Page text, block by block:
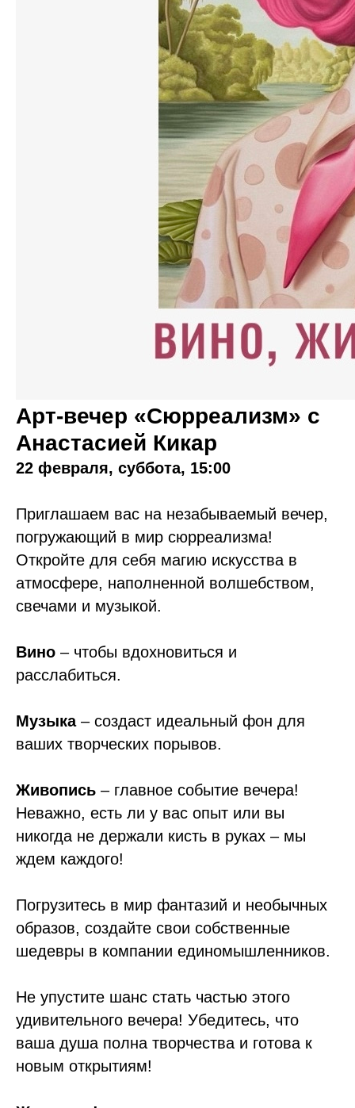
Арт-вечер «Сюрреализм» с
Анастасией Кикар
22 февраля, суббота, 15:00
Приглашаем вас на незабываемый вечер,
погружающий в мир сюрреализма!
Откройте для себя магию искусства в
атмосфере, наполненной волшебством,
свечами и музыкой.
Вино – чтобы вдохновиться и
расслабиться.
Музыка– создаст идеальный фон для
ваших творческих порывов.
Живопись – главное событие вечера!
Неважно, есть ли у вас опыт или вы
никогда не держали кисть в руках – мы
ждем каждого!
Погрузитесь в мир фантазий и необычных
образов, создайте свои собственные
шедевры в компании единомышленников.
Не упустите шанс стать частью этого
удивительного вечера! Убедитесь, что
ваша душа полна творчества и готова к
новым открытиям!